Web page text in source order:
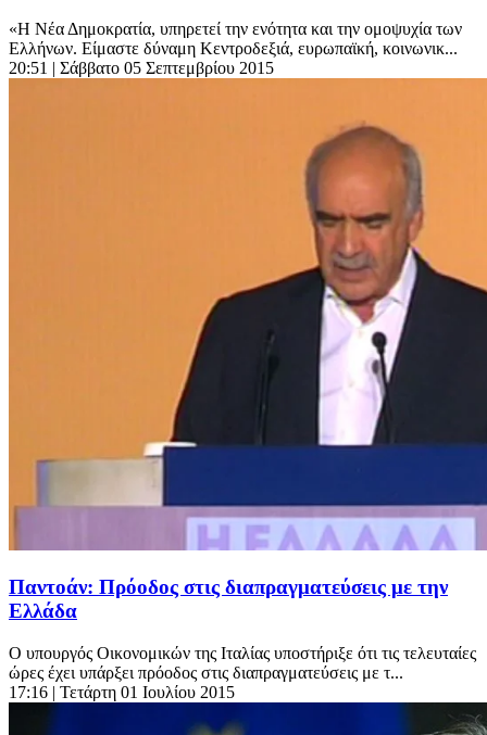
«Η Νέα Δημοκρατία, υπηρετεί την ενότητα και την ομοψυχία των
Ελλήνων. Είμαστε δύναμη Κεντροδεξιά, ευρωπαϊκή, κοινωνικ...
20:51 | Σάββατο 05 Σεπτεμβρίου 2015
Παντοάν: Πρόοδος στις διαπραγματεύσεις με την
Ελλάδα
Ο υπουργός Οικονομικών της Ιταλίας υποστήριξε ότι τις τελευταίες
ώρες έχει υπάρξει πρόοδος στις διαπραγματεύσεις με τ...
17:16 | Τετάρτη 01 Ιουλίου 2015